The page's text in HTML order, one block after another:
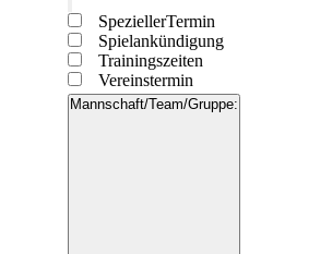
entfernen
Veranstaltung
Filter
schließen
SpeziellerTermin
Spielankündigung
Trainingszeiten
Vereinstermin
Mannschaft/Team/Gruppe: